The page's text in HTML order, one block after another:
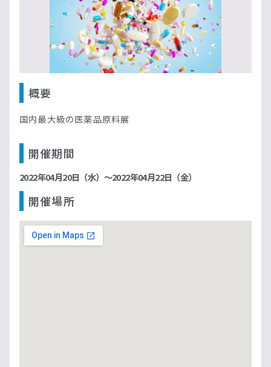
概要
国内最大級の医薬品原料展
開催期間
2022年04月20日（水）～2022年04月22日（金）
開催場所